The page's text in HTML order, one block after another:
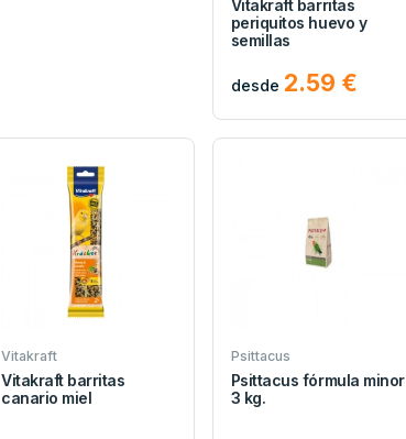
Vitakraft barritas
periquitos huevo y
semillas
desde 2.59 €
Vitakraft
Vitakraft barritas
canario miel
Psittacus
Psittacus fórmula minor
3 kg.